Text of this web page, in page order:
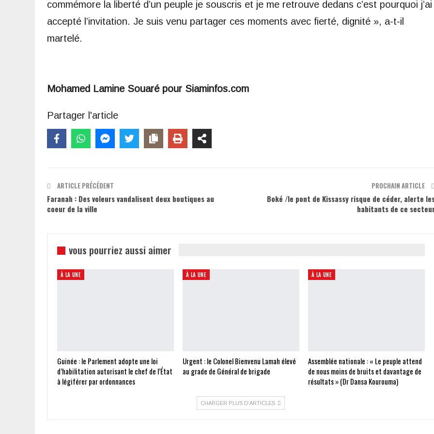
commémore la liberté d’un peuple je souscris et je me retrouve dedans c’est pourquoi j’ai
accepté l’invitation. Je suis venu partager ces moments avec fierté, dignité », a-t-il
martelé.
Mohamed Lamine Souaré pour Siaminfos.com
Partager l'article
ARTICLE PRÉCÉDENT
Faranah : Des voleurs vandalisent deux boutiques au
coeur de la ville
PROCHAIN ARTICLE
Boké /le pont de Kissassy risque de céder, alerte
habitants de ce
vous pourriez aussi aimer
À LA UNE
Guinée : le Parlement adopte une loi
d’habilitation autorisant le chef de l’État
à légiférer par ordonnances
À LA UNE
Urgent : le Colonel Bienvenu Lamah élevé
au grade de Général de brigade
À LA UNE
Assemblée nationale : « Le peuple attend
de nous moins de bruits et davantage de
résultats » (Dr Dansa Kourouma)
CHARGER PLUS D'ARTICLES